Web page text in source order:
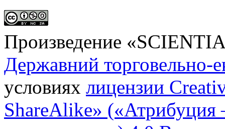
Произведение «
Державний торговельно-
условиях лицензии
ShareAlike»